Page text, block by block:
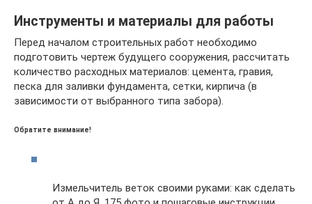
Инструменты и материалы для работы
Перед началом строительных работ необходимо
подготовить чертеж будущего сооружения, рассчитать
количество расходных материалов: цемента, гравия,
песка для заливки фундамента, сетки, кирпича (в
зависимости от выбранного типа забора).
Обратите внимание!
Измельчитель веток своими руками: как сделать